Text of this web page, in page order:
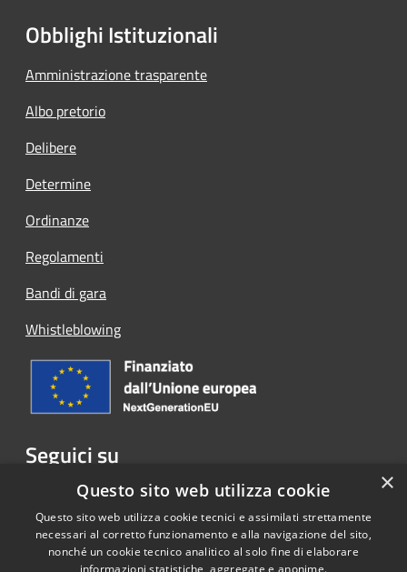
Obblighi Istituzionali
Amministrazione trasparente
Albo pretorio
Delibere
Determine
Ordinanze
Regolamenti
Bandi di gara
Whistleblowing
Seguici su
Facebook ×
Questo sito web utilizza cookie
Questo sito web utilizza cookie tecnici e assimilati strettamente
necessari al corretto funzionamento e alla navigazione del sito,
nonché un cookie tecnico analitico al solo fine di elaborare
informazioni statistiche, aggregate e anonime.